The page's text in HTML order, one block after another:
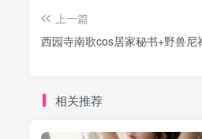
上一篇
西园寺南歌cos居家秘书+野兽
相关推荐